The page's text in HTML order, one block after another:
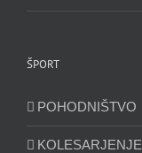
ŠPORT
POHODNIŠTVO
KOLESARJENJE